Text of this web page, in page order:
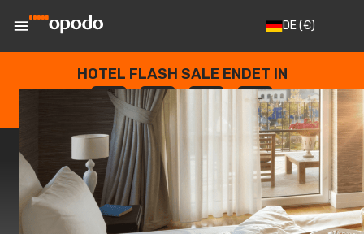
DE(€)
HOTEL FLASH SALE ENDET IN
--
TAGE
: --
STUNDEN
: --
SEKUNDEN